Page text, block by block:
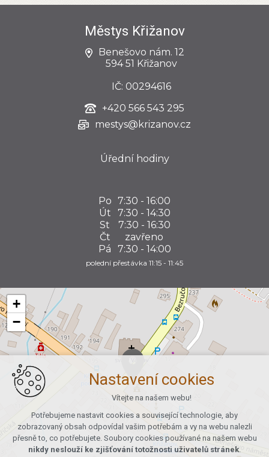
Městys Křižanov
Benešovo nám. 12
594 51 Křižanov
IČ: 00294616
+420 566 543 295
mestys@krizanov.cz
Úřední hodiny
Po 7:30 - 16:00
Út
7:30 - 14:30
St
7:30 - 16:30
Čt
zavřeno
Pá
7:30 - 14:00
polední přestávka 11:15 - 11:45
+
−
Nastavení cookies
Vítejte na našem webu!
Potřebujeme nastavit cookies a související technologie, aby
zobrazovaný obsah odpovídal vašim potřebám a vy na webu nalezli
přesně to, co potřebujete. Soubory cookies používané na našem webu
nikdy neslouží ke zjišťování totožnosti uživatelů stránek.